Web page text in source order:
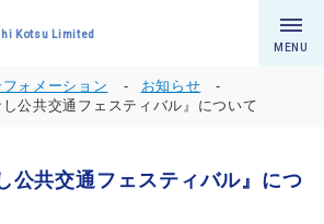
Kotsu Limited
MENU
フォメーション
お知らせ
し公共交通フェスティバル』について
公共交通フェスティバル』につ